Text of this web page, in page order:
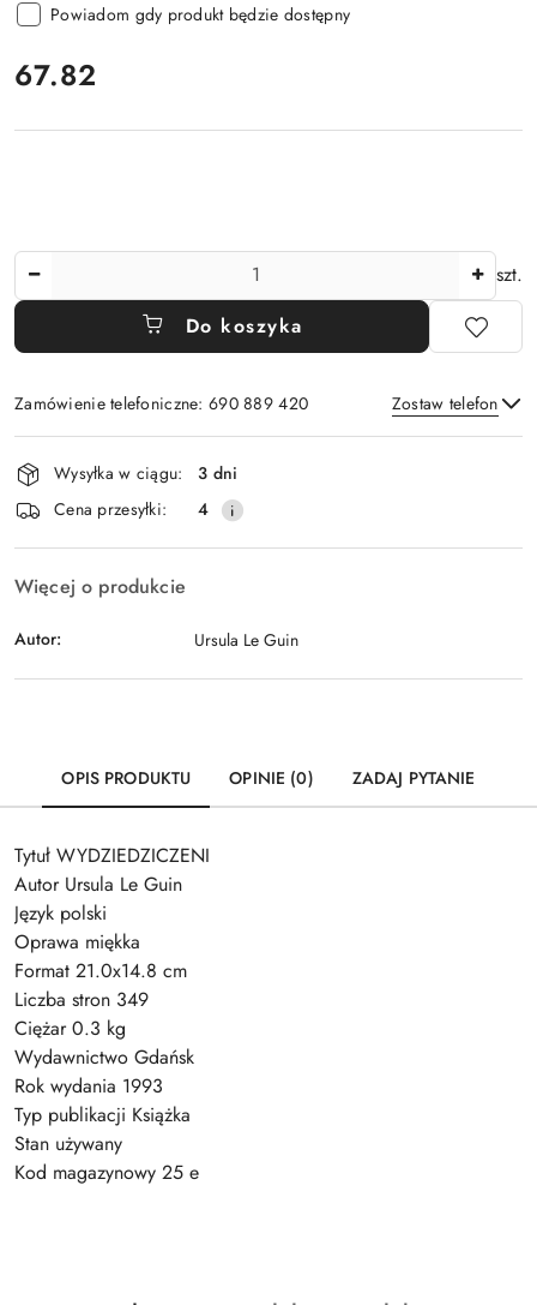
Powiadom gdy produkt będzie dostępny
cena:
67.82
szt.
Do koszyka
Zamówienie telefoniczne: 690 889 420 Zostaw telefon
Wyślij
Dostępność
i
dostawa
Wysyłka w ciągu:
3 dni
Cena przesyłki:
4
Więcej o produkcie
Autor: Ursula Le Guin
OPIS PRODUKTU OPINIE (0) ZADAJ PYTANIE
Tytuł WYDZIEDZICZENI
Autor Ursula Le Guin
Język polski
Oprawa miękka
Format 21.0x14.8 cm
Liczba stron 349
Ciężar 0.3 kg
Wydawnictwo Gdańsk
Rok wydania 1993
Typ publikacji Książka
Stan używany
Kod magazynowy 25 e